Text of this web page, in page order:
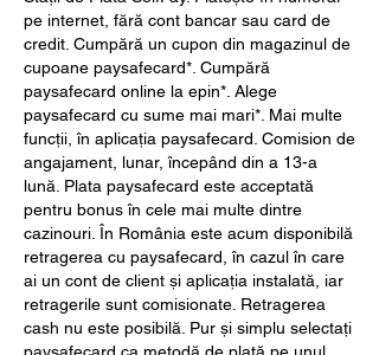
pe internet, fără cont bancar sau card de
credit. Cumpără un cupon din magazinul de
cupoane paysafecard*. Cumpără
paysafecard online la epin*. Alege
paysafecard cu sume mai mari*. Mai multe
funcții, în aplicația paysafecard. Comision de
angajament, lunar, începând din a 13-a
lună. Plata paysafecard este acceptată
pentru bonus în cele mai multe dintre
cazinouri. În România este acum disponibilă
retragerea cu paysafecard, în cazul în care
ai un cont de client și aplicația instalată, iar
retragerile sunt comisionate. Retragerea
cash nu este posibilă. Pur și simplu selectați
paysafecard ca metodă de plată pe unul